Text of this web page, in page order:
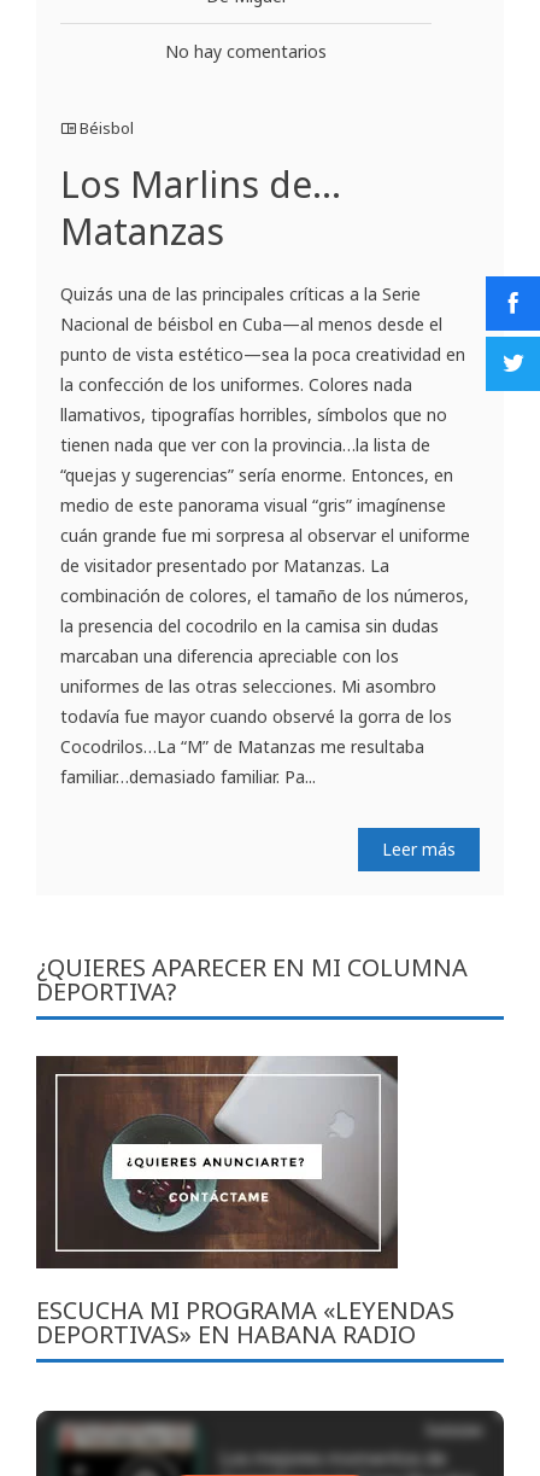
No hay comentarios
Béisbol
Los Marlins de…
Matanzas
Quizás una de las principales críticas a la Serie
Nacional de béisbol en Cuba—al menos desde el
punto de vista estético—sea la poca creatividad en
la confección de los uniformes. Colores nada
llamativos, tipografías horribles, símbolos que no
tienen nada que ver con la provincia…la lista de
“quejas y sugerencias” sería enorme. Entonces, en
medio de este panorama visual “gris” imagínense
cuán grande fue mi sorpresa al observar el uniforme
de visitador presentado por Matanzas. La
combinación de colores, el tamaño de los números,
la presencia del cocodrilo en la camisa sin dudas
marcaban una diferencia apreciable con los
uniformes de las otras selecciones. Mi asombro
todavía fue mayor cuando observé la gorra de los
Cocodrilos…La “M” de Matanzas me resultaba
familiar…demasiado familiar. Pa...
Leer más
¿QUIERES APARECER EN MI COLUMNA
DEPORTIVA?
ESCUCHA MI PROGRAMA «LEYENDAS
DEPORTIVAS» EN HABANA RADIO